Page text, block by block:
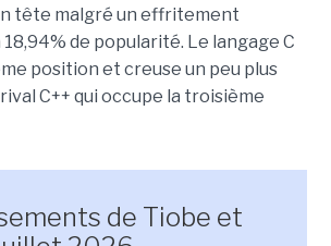
tête malgré un effritement
de popularité. Le langage C
position et creuse un peu plus
C++ qui occupe la troisième
de Tiobe et